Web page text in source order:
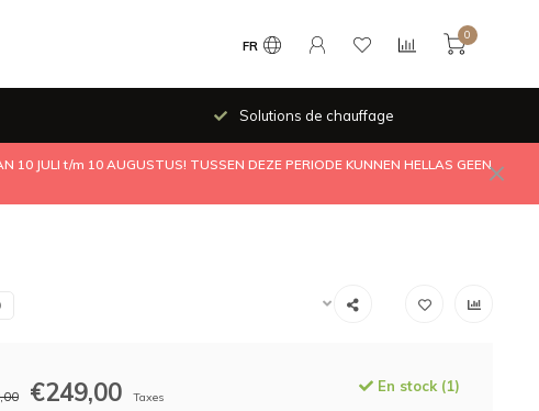
FR
0
Solutions de chauffage
10 JULI t/m 10 AUGUSTUS! TUSSEN DEZE PERIODE KUNNEN HELLAS GEEN
€249,00
Taxes
En stock (1)